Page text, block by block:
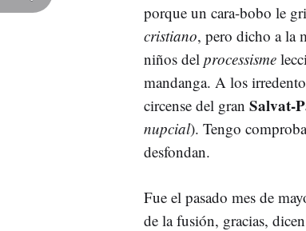
porque un cara-bobo le
cristiano, pero dicho a la
niños del processisme
mandanga. A los
circense del gran Salvat-
nupcial). Tengo
desfondan.
Fue el pasado mes de
de la fusión, gracias,